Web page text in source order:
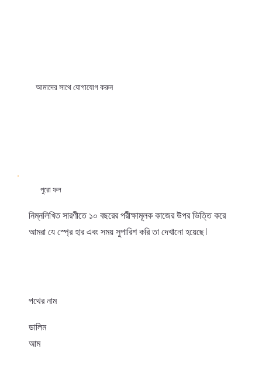
আমাদের সাথে যোগাযোগ করুন
পুরো ফল
নিম্নলিখিত সারণীতে ১০ বছরের পরীক্ষামূলক কাজের উপর ভিত্তি করে
আমরা যে স্প্রে হার এবং সময় সুপারিশ করি তা দেখানো হয়েছে।
পথের নাম
ডালিম
আম